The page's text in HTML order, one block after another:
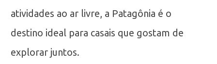
atividades ao ar livre, a Patagônia é o
destino ideal para casais que gostam de
explorar juntos.